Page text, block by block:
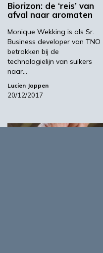
Biorizon: de ‘reis’ van
afval naar aromaten
Monique Wekking is als Sr.
Business developer van TNO
betrokken bij de
technologielijn van suikers
naar…
Lucien Joppen
20/12/2017